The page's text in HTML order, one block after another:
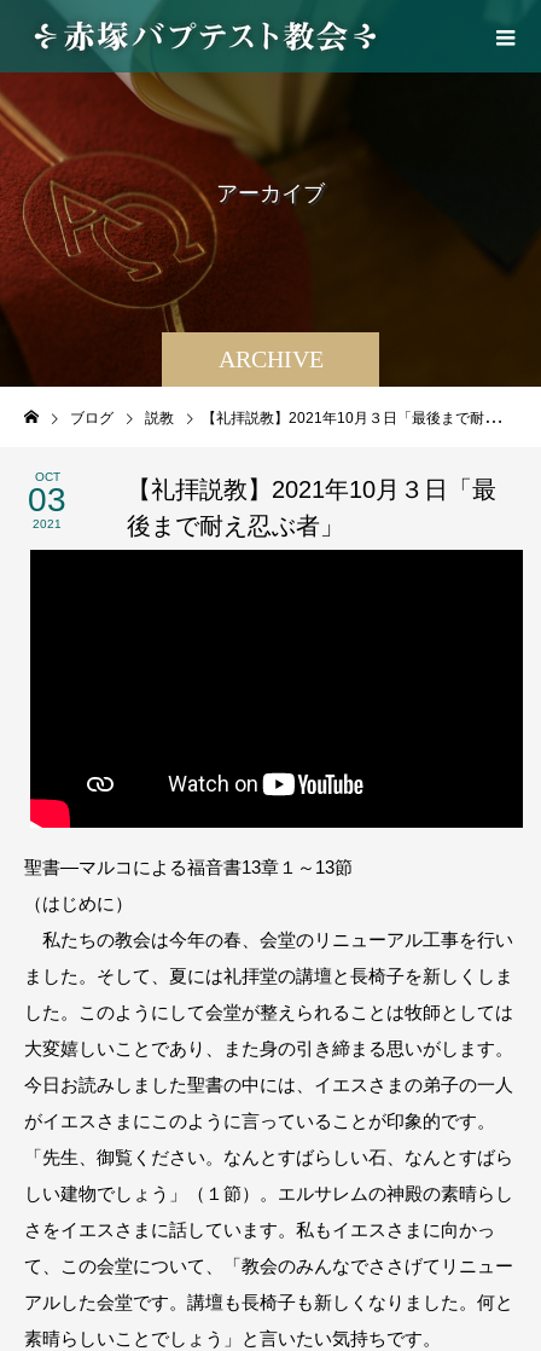
ARCHIVE
アーカイブ
ブログ 説教 【礼拝説教】2021年10月３日「最後まで耐え忍ぶ者」
OCT
03
2021
【礼拝説教】2021年10月３日「最
後まで耐え忍ぶ者」
聖書―マルコによる福音書13章１～13節
（はじめに）
私たちの教会は今年の春、会堂のリニューアル工事を行い
ました。そして、夏には礼拝堂の講壇と長椅子を新しくしま
した。このようにして会堂が整えられることは牧師としては
大変嬉しいことであり、また身の引き締まる思いがします。
今日お読みしました聖書の中には、イエスさまの弟子の一人
がイエスさまにこのように言っていることが印象的です。
「先生、御覧ください。なんとすばらしい石、なんとすばら
しい建物でしょう」（１節）。エルサレムの神殿の素晴らし
さをイエスさまに話しています。私もイエスさまに向かっ
て、この会堂について、「教会のみんなでささげてリニュー
アルした会堂です。講壇も長椅子も新しくなりました。何と
素晴らしいことでしょう」と言いたい気持ちです。